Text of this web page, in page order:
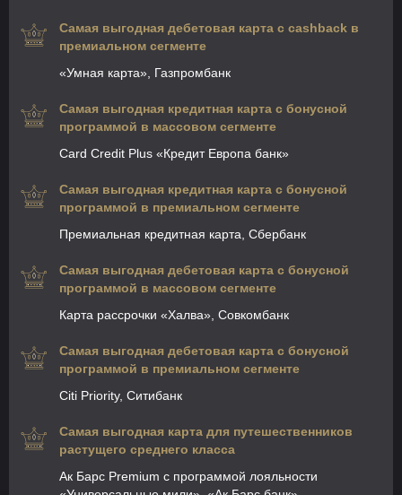
Самая выгодная дебетовая карта с cashback в
премиальном сегменте
«Умная карта», Газпромбанк
Самая выгодная кредитная карта с бонусной
программой в массовом сегменте
Card Credit Plus «Кредит Европа банк»
Самая выгодная кредитная карта с бонусной
программой в премиальном сегменте
Премиальная кредитная карта, Сбербанк
Самая выгодная дебетовая карта с бонусной
программой в массовом сегменте
Карта рассрочки «Халва», Совкомбанк
Самая выгодная дебетовая карта с бонусной
программой в премиальном сегменте
Citi Priority, Ситибанк
Самая выгодная карта для путешественников
растущего среднего класса
Ак Барс Premium с программой лояльности